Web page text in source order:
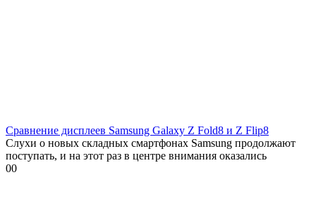
Сравнение дисплеев Samsung Galaxy Z Fold8 и Z Flip8
Слухи о новых складных смартфонах Samsung продолжают
поступать, и на этот раз в центре внимания оказались
00